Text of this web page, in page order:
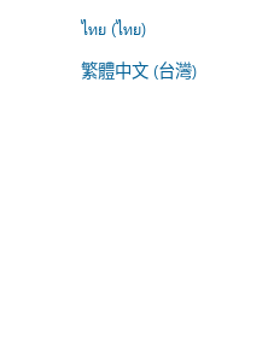
ไทย (ไทย)
繁體中文 (台灣)